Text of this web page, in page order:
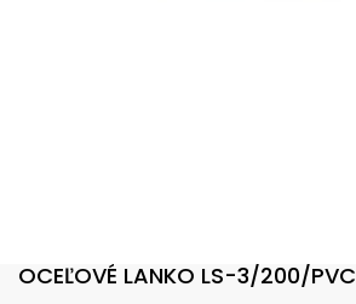
OCEĽOVÉ LANKO LS-3/200/PVC